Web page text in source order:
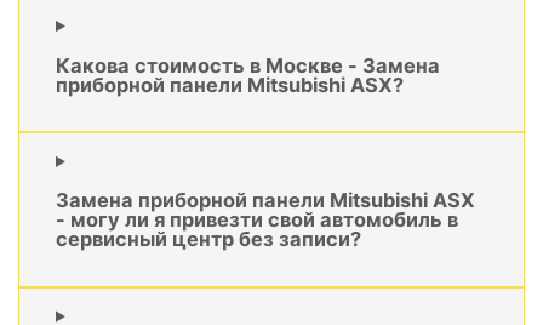
Какова стоимость в Москве - Замена
приборной панели Mitsubishi ASX?
Замена приборной панели Mitsubishi ASX
- могу ли я привезти свой автомобиль в
сервисный центр без записи?